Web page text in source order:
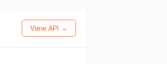
View API →